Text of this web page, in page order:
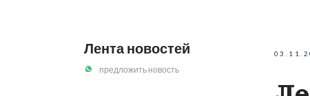
Лента новостей
предложить новость